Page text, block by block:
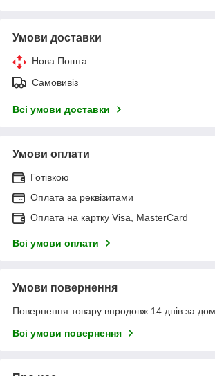
Умови доставки
Нова Пошта
Самовивіз
Всі умови доставки
Умови оплати
Готівкою
Оплата за реквізитами
Оплата на картку Visa, MasterCard
Всі умови оплати
Умови повернення
Повернення товару впродовж 14 днів за
Всі умови повернення